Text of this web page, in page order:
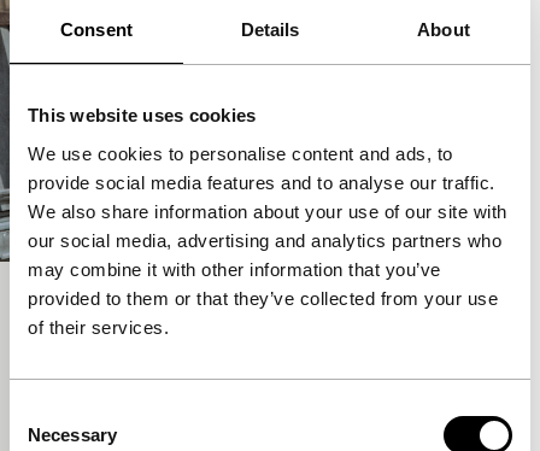
Consent Details About
This website uses cookies
We use cookies to personalise content and ads, to
provide social media features and to analyse our traffic.
We also share information about your use of our site with
our social media, advertising and analytics partners who
may combine it with other information that you’ve
provided to them or that they’ve collected from your use
of their services.
Selection
Necessary
Arabesques on the Pirosmani Theme
Rousseau en een rolmodel voor Sergei Parajan